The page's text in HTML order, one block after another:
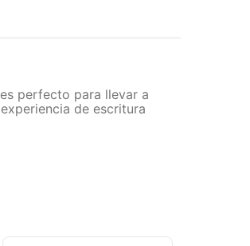
perfecto para llevar a
de escritura